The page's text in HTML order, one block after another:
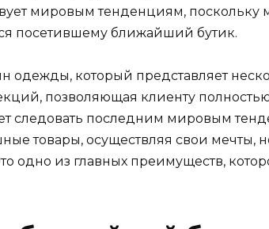
мировым тенденциям,
посетившему ближайший бутик.
одежды, который представляет
позволяющая клиенту
следовать последним мировым
товары, осуществляя свои
одно из главных преимуществ,